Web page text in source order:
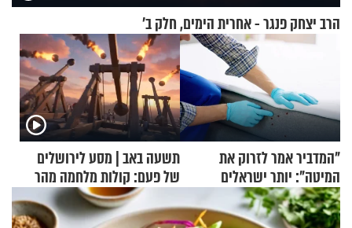
הרב יצחק פנגר - אחרית הימים, חלק ב’
"המדביר אמר לזרוק את
המיטה": יותר ישראלים
מדווחים על מכת פשפשי
המיטה
תשעה באב | מסע לירושלים
של פעם: קולות מלחמה מהר
הזיתים